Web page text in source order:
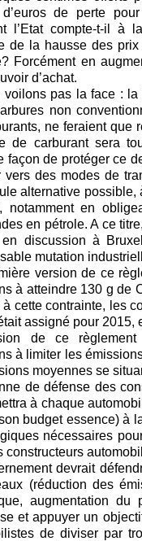
de perte
l’Etat compte-t-il à
de la hausse des
Forcément en
d’achat.
voilons pas la face : la
non
ne feraient que
de carburant sera
façon de protéger ce
vers des modes de
alternative possible,
notamment en
en pétrole. A ce
en discussion à
mutation
version de ce
à atteindre 130 g de
cette contrainte, les
assigné pour 2015,
de ce règlement
à limiter les
moyennes se
de défense des
à chaque
budget essence) à
nécessaires
constructeurs
devrait
(réduction des
augmentation
et appuyer un
de diviser par